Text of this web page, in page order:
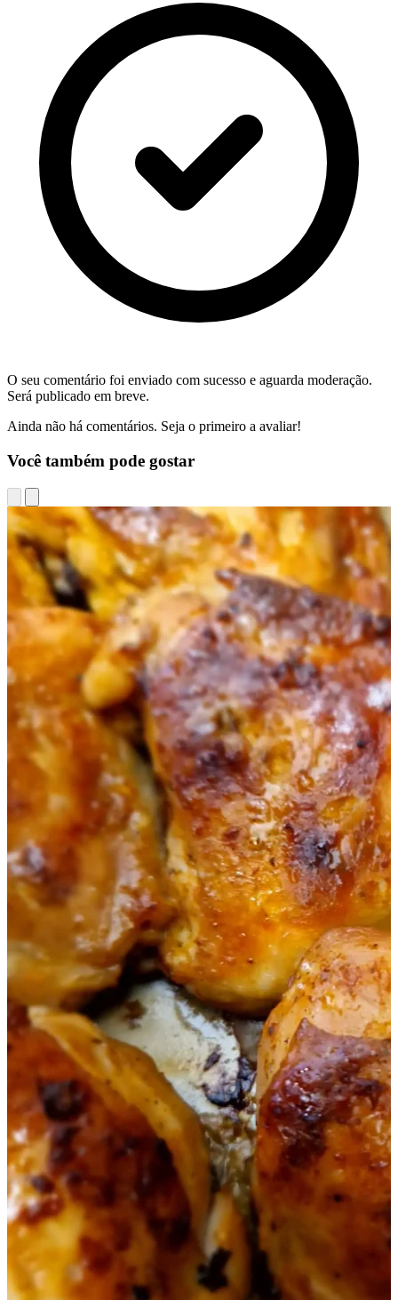
O seu comentário foi enviado com sucesso e aguarda moderação.
Será publicado em breve.
Ainda não há comentários. Seja o primeiro a avaliar!
Você também pode gostar